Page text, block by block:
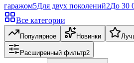
гаражом5Для двух поколений2До 30
Все категории
Популярное Новинки
Расширенный фильтр2